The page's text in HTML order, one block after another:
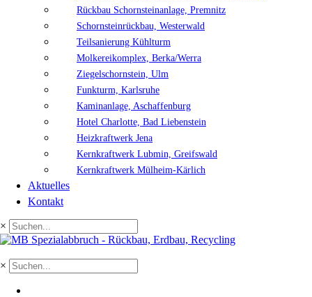
Rückbau Schornsteinanlage, Premnitz
Schornsteinrückbau, Westerwald
Teilsanierung Kühlturm
Molkereikomplex, Berka/Werra
Ziegelschornstein, Ulm
Funkturm, Karlsruhe
Kaminanlage, Aschaffenburg
Hotel Charlotte, Bad Liebenstein
Heizkraftwerk Jena
Kernkraftwerk Lubmin, Greifswald
Kernkraftwerk Mülheim-Kärlich
Aktuelles
Kontakt
×
×